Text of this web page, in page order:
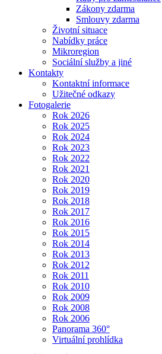
Zákony zdarma
Smlouvy zdarma
Životní situace
Nabídky práce
Mikroregion
Sociální služby a jiné
Kontakty
Kontaktní informace
Užitečné odkazy
Fotogalerie
Rok 2026
Rok 2025
Rok 2024
Rok 2023
Rok 2022
Rok 2021
Rok 2020
Rok 2019
Rok 2018
Rok 2017
Rok 2016
Rok 2015
Rok 2014
Rok 2013
Rok 2012
Rok 2011
Rok 2010
Rok 2009
Rok 2008
Rok 2006
Panorama 360°
Virtuální prohlídka